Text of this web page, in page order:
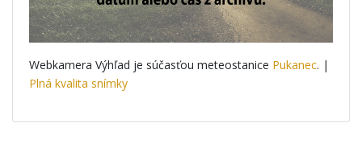
Webkamera Výhľad je súčasťou meteostanice Pukanec. |
Plná kvalita snímky